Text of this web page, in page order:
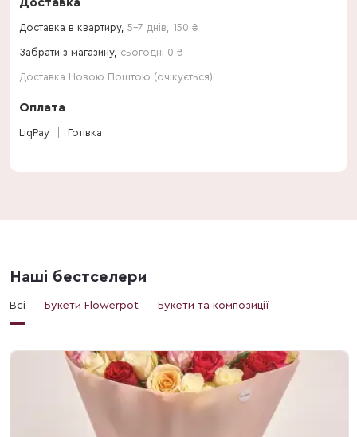
Доставка в квартиру, 5-7 днів 150 ₴
Забрати з магазину, сьогодні 0 ₴
Доставка Новою Поштою (очікується)
Оплата
LiqPay Готівка
Наші бестселери
Всі Букети Flowerpot Букети та композиції